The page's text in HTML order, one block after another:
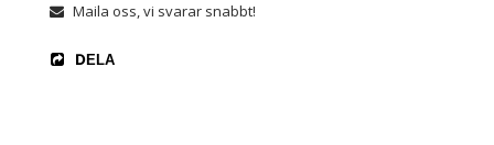
Maila oss, vi svarar snabbt!
DELA